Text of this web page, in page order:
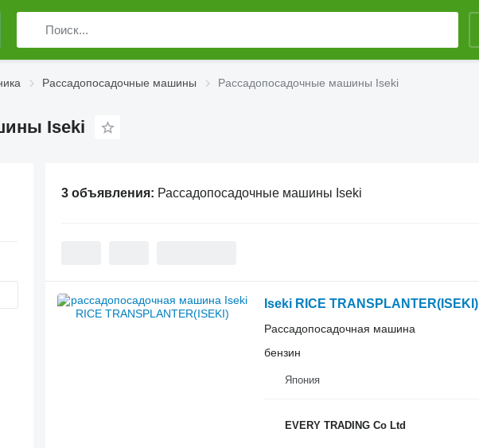
Рассадопосадочные машины Рассадопосадочные машины Iseki
Iseki
3 объявления: Рассадопосадочные машины Iseki
Iseki RICE TRANSPLANTER(ISEKI)
Рассадопосадочная машина
бензин
Япония
EVERY TRADING Co Ltd